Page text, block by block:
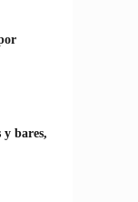
y bares,